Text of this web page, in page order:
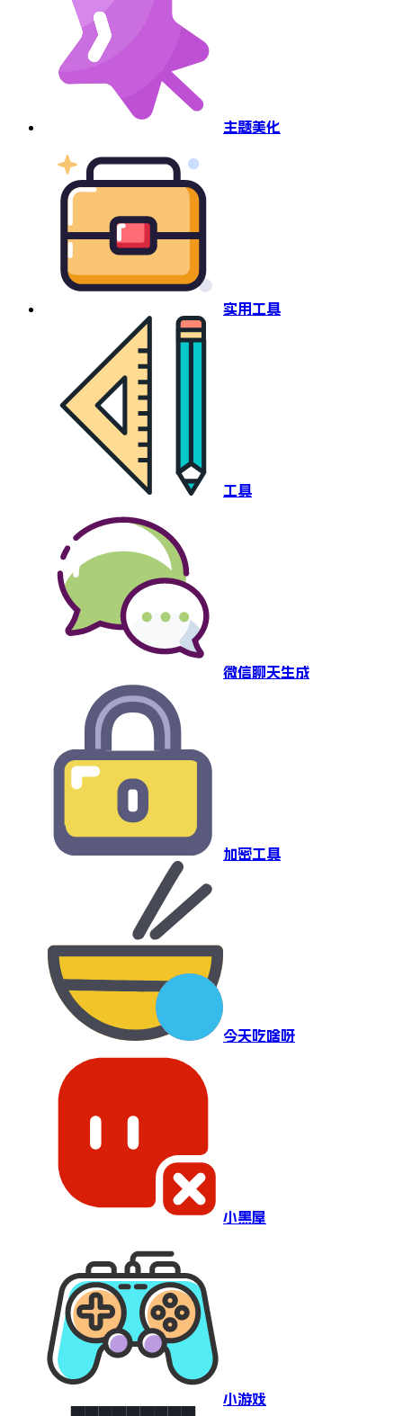
主题美化
实用工具
工具
微信聊天生成
加密工具
今天吃啥呀
小黑屋
小游戏